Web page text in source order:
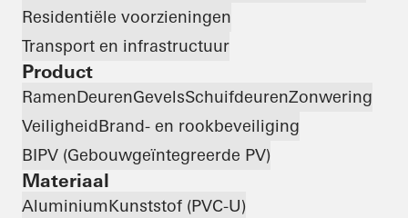
Residentiële voorzieningen
Transport en infrastructuur
Product
RamenDeurenGevelsSchuifdeurenZonwering
VeiligheidBrand- en rookbeveiliging
BIPV (Gebouwgeïntegreerde PV)
Materiaal
AluminiumKunststof (PVC-U)